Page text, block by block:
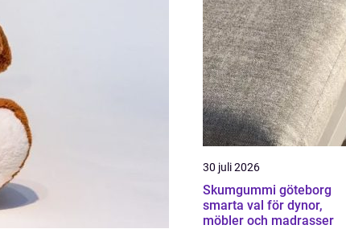
30 juli 2026
Skumgummi göteborg
smarta val för dynor,
möbler och madrasser